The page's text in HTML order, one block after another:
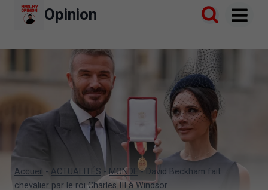
Opinion
Accueil - ACTUALITÉS -MONDE-David Beckham fait
chevalier par le roi Charles III à Windsor